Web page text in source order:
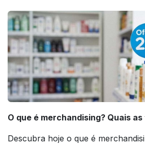
O que é merchandising? Quais
Descubra hoje o que é